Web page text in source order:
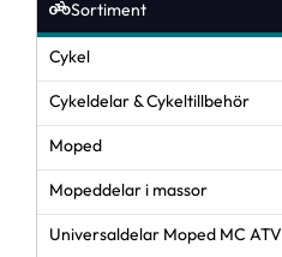
Sortiment
Cykel
Cykeldelar & Cykeltillbehör
Moped
Mopeddelar i massor
Universaldelar Moped MC ATV